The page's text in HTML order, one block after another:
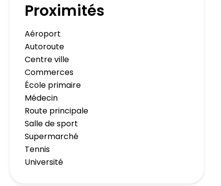
Proximités
Aéroport
Autoroute
Centre ville
Commerces
École primaire
Médecin
Route principale
Salle de sport
Supermarché
Tennis
Université